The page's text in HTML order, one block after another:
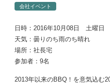
会社イベント
日時：2016年10月08日 土曜日
天気：曇りのち雨のち晴れ
場所：社長宅
参加者：9名
2013年以来のBBQ！を意気込む